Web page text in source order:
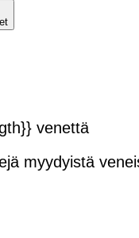
venettä
myydyistä